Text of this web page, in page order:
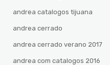
andrea catalogos tijuana
andrea cerrado
andrea cerrado verano 2017
andrea com catalogos 2016